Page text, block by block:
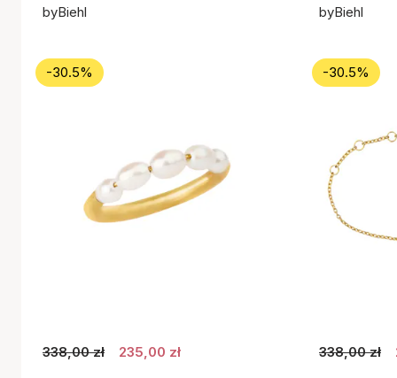
byBiehl
byBiehl
-30.5%
338,00 zł 235,00 zł
-30.5%
338,00 zł